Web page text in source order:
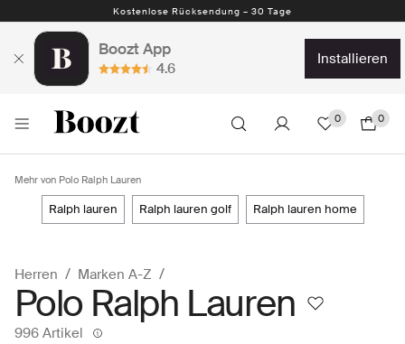
Kostenlose Rücksendung – 30 Tage
Boozt App
4.6
installieren
0 0
Mehr von Polo Ralph Lauren
ralph lauren ralph lauren golf ralph lauren home
Herren Marken A-Z
Polo Ralph Lauren
996 Artikel